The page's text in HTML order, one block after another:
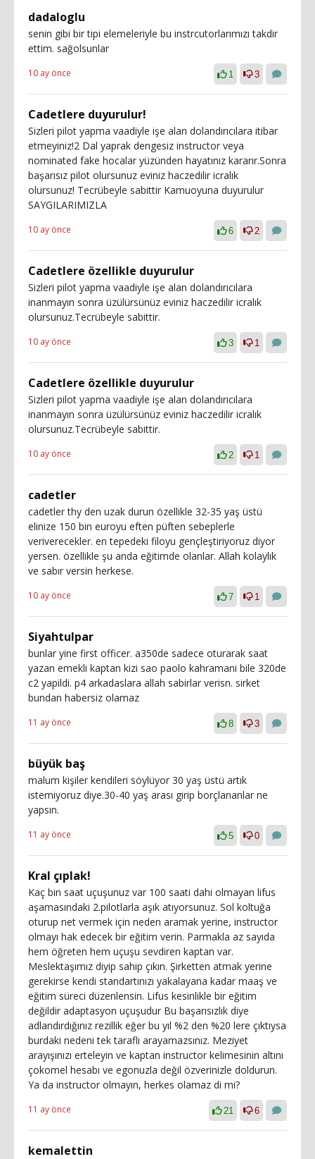
dadaloglu
senin gibi bir tipi elemeleriyle bu instrcutorlarımızı takdir
ettim. sağolsunlar
10 ay önce 1 3
Cadetlere duyurulur!
Sizleri pilot yapma vaadiyle işe alan dolandırıcılara itibar
etmeyiniz!2 Dal yaprak dengesiz instructor veya
nominated fake hocalar yüzünden hayatınız kararır.Sonra
başarısız pilot olursunuz eviniz haczedilir icralık
olursunuz! Tecrübeyle sabittir Kamuoyuna duyurulur
SAYGILARIMIZLA
10 ay önce 6 2
Cadetlere özellikle duyurulur
Sizleri pilot yapma vaadiyle işe alan dolandırıcılara
inanmayın sonra üzülürsünüz eviniz haczedilir icralık
olursunuz.Tecrübeyle sabittir.
10 ay önce 3 1
Cadetlere özellikle duyurulur
Sizleri pilot yapma vaadiyle işe alan dolandırıcılara
inanmayın sonra üzülürsünüz eviniz haczedilir icralık
olursunuz.Tecrübeyle sabittir.
10 ay önce 2 1
cadetler
cadetler thy den uzak durun özellikle 32-35 yaş üstü
elinize 150 bin euroyu eften püften sebeplerle
veriverecekler. en tepedeki filoyu gençleştiriyoruz diyor
yersen. özellikle şu anda eğitimde olanlar. Allah kolaylık
ve sabır versin herkese.
10 ay önce 7 1
Siyahtulpar
bunlar yine first officer. a350de sadece oturarak saat
yazan emekli kaptan kizi sao paolo kahramani bile 320de
c2 yapildi. p4 arkadaslara allah sabirlar verisn. sirket
bundan habersiz olamaz
11 ay önce 8 3
büyük baş
malum kişiler kendileri söylüyor 30 yaş üstü artık
istemiyoruz diye.30-40 yaş arası girip borçlananlar ne
yapsın.
11 ay önce 5 0
Kral çıplak!
Kaç bin saat uçuşunuz var 100 saati dahi olmayan lifus
aşamasındaki 2.pilotlarla aşık atıyorsunuz. Sol koltuğa
oturup net vermek için neden aramak yerine, instructor
olmayı hak edecek bir eğitim verin. Parmakla az sayıda
hem öğreten hem uçuşu sevdiren kaptan var.
Meslektaşımız diyip sahip çıkın. Şirketten atmak yerine
gerekirse kendi standartınızı yakalayana kadar maaş ve
eğitim süreci düzenlensin. Lifus kesinlikle bir eğitim
değildir adaptasyon uçuşudur Bu başarısızlık diye
adlandırdığınız rezillik eğer bu yıl %2 den %20 lere çıktıysa
burdaki nedeni tek taraflı arayamazsınız. Meziyet
arayışınızı erteleyin ve kaptan instructor kelimesinin altını
çokomel hesabı ve egonuzla değil özverinizle doldurun.
Ya da instructor olmayın, herkes olamaz di mi?
11 ay önce 21 6
kemalettin